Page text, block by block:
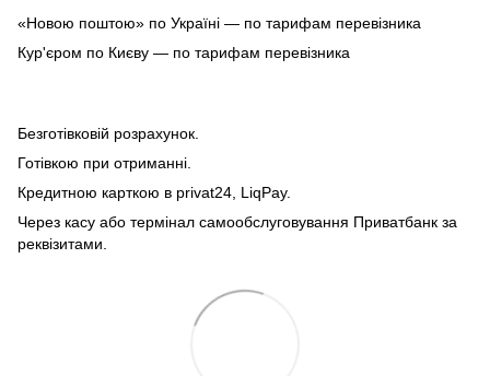
«Новою поштою» по Україні — по тарифам перевізника
Кур'єром по Києву — по тарифам перевізника
Безготівковій розрахунок.
Готівкою при отриманні.
Кредитною карткою в privat24, LiqPay.
Через касу або термінал самообслуговування Приватбанк за
реквізитами.